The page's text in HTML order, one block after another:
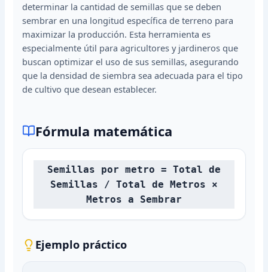
determinar la cantidad de semillas que se deben
sembrar en una longitud específica de terreno para
maximizar la producción. Esta herramienta es
especialmente útil para agricultores y jardineros que
buscan optimizar el uso de sus semillas, asegurando
que la densidad de siembra sea adecuada para el tipo
de cultivo que desean establecer.
Fórmula matemática
Semillas por metro = Total de
Semillas / Total de Metros ×
Metros a Sembrar
Ejemplo práctico